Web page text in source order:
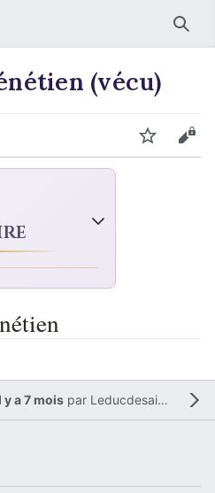
(vécu)
Suivre
a 7 moispar Leducdesaintamand